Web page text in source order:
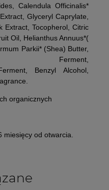
Calendula Officinalis*
Glyceryl Caprylate,
Extract, Tocopherol, Citric
Oil, Helianthus Annuus*(
Parkii* (Shea) Butter,
Ferment,
Benzyl Alcohol,
organicznych
miesięcy od otwarcia.